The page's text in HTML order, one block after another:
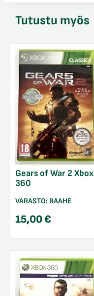
Tutustu myös
Gears of War 2 Xbox
360
VARASTO: RAAHE
15,00€